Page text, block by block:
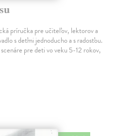
príručka pre učiteľov, lektorov a
s deťmi jednoducho a s radosťou.
pre deti vo veku 5-12 rokov,